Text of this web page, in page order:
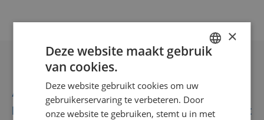
Aanbevolen voor jou
Meer video’s die je misschien leuk vindt
GOODWAY BENELUX - EN
×
Deze website maakt gebruik
van cookies.
Deze website gebruikt cookies om uw
gebruikerservaring te verbeteren. Door
onze website te gebruiken, stemt u in met